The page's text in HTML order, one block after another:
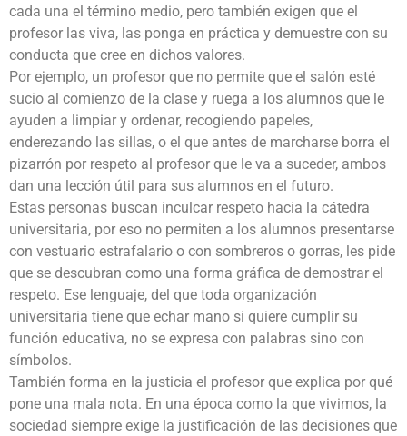
cada una el término medio, pero también exigen que el
profesor las viva, las ponga en práctica y demuestre con su
conducta que cree en dichos valores.
Por ejemplo, un profesor que no permite que el salón esté
sucio al comienzo de la clase y ruega a los alumnos que le
ayuden a limpiar y ordenar, recogiendo papeles,
enderezando las sillas, o el que antes de marcharse borra el
pizarrón por respeto al profesor que le va a suceder, ambos
dan una lección útil para sus alumnos en el futuro.
Estas personas buscan inculcar respeto hacia la cátedra
universitaria, por eso no permiten a los alumnos presentarse
con vestuario estrafalario o con sombreros o gorras, les pide
que se descubran como una forma gráfica de demostrar el
respeto. Ese lenguaje, del que toda organización
universitaria tiene que echar mano si quiere cumplir su
función educativa, no se expresa con palabras sino con
símbolos.
También forma en la justicia el profesor que explica por qué
pone una mala nota. En una época como la que vivimos, la
sociedad siempre exige la justificación de las decisiones que